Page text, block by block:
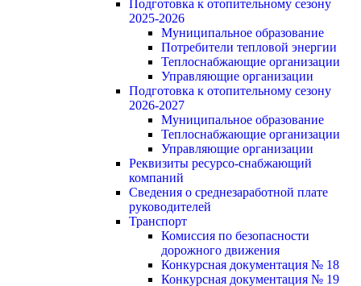
Подготовка к отопительному сезону
2025-2026
Муниципальное образование
Потребители тепловой энергии
Теплоснабжающие организации
Управляющие организации
Подготовка к отопительному сезону
2026-2027
Муниципальное образование
Теплоснабжающие организации
Управляющие организации
Реквизиты ресурсо-снабжающий
компаний
Сведения о среднезаработной плате
руководителей
Транспорт
Комиссия по безопасности
дорожного движения
Конкурсная документация № 18
Конкурсная документация № 19